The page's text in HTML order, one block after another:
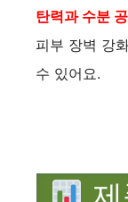
탄력과 수분
피부 장벽 강
수 있어요.